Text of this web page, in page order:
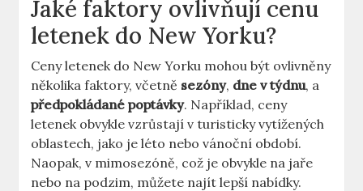
Jaké faktory ovlivňují cenu
letenek do New Yorku?
Ceny letenek do New Yorku mohou být ovlivněny
několika faktory, včetně sezóny, dne v týdnu, a
předpokládané poptávky. Například, ceny
letenek obvykle vzrůstají v turisticky vytížených
oblastech, jako je léto nebo vánoční období.
Naopak, v mimosezóně, což je obvykle na jaře
nebo na podzim, můžete najít lepší nabídky.